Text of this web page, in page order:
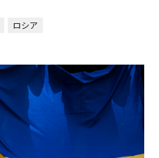
ロシア